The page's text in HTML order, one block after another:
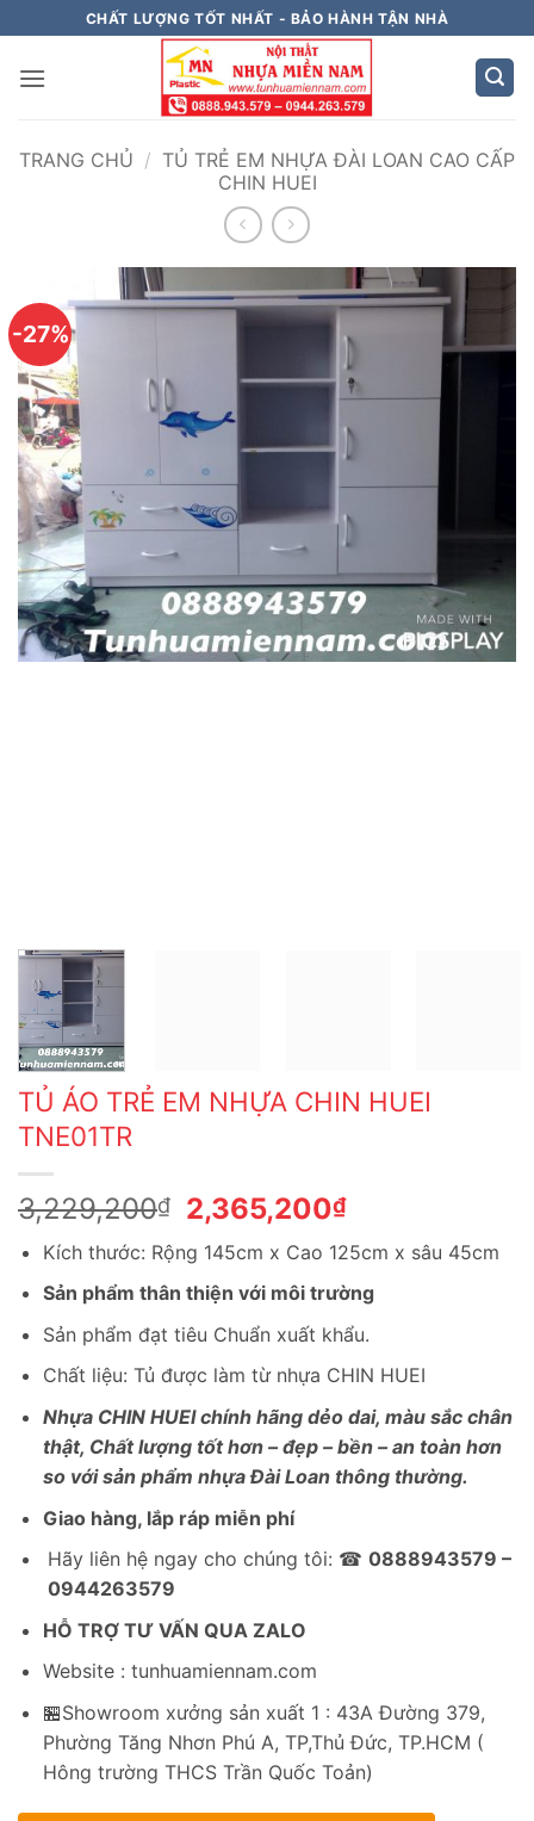
qua
nội
CHẤT LƯỢNG TỐT NHẤT - BẢO HÀNH TẬN NHÀ
TRANG CHỦ / TỦ TRẺ EM NHỰA ĐÀI LOAN CAO CẤP
CHIN HUEI
-27%
TỦ ÁO TRẺ EM NHỰA CHIN HUEI
TNE01TR
3,229,200₫
Giá
gốc
là:
3,229,200₫.
2,365,200₫Giá
tại
là:
2,365,200₫.
Kích thước: Rộng 145cm x Cao 125cm x sâu 45cm
Sản phẩm thân thiện với môi trường
Sản phẩm đạt tiêu Chuẩn xuất khẩu.
Chất liệu: Tủ được làm từ nhựa CHIN HUEI
Nhựa CHIN HUEI chính hãng dẻo dai, màu sắc chân
thật, Chất lượng tốt hơn – đẹp – bền – an toàn hơn
so với sản phẩm nhựa Đài Loan thông thường.
Giao hàng, lắp ráp miễn phí
Hãy liên hệ ngay cho chúng tôi: ☎ 0888943579 –
0944263579
HỖ TRỢ TƯ VẤN QUA ZALO
Website : tunhuamiennam.com
🏪Showroom xưởng sản xuất 1 : 43A Đường 379,
Phường Tăng Nhơn Phú A, TP,Thủ Đức, TP.HCM (
Hông trường THCS Trần Quốc Toản)